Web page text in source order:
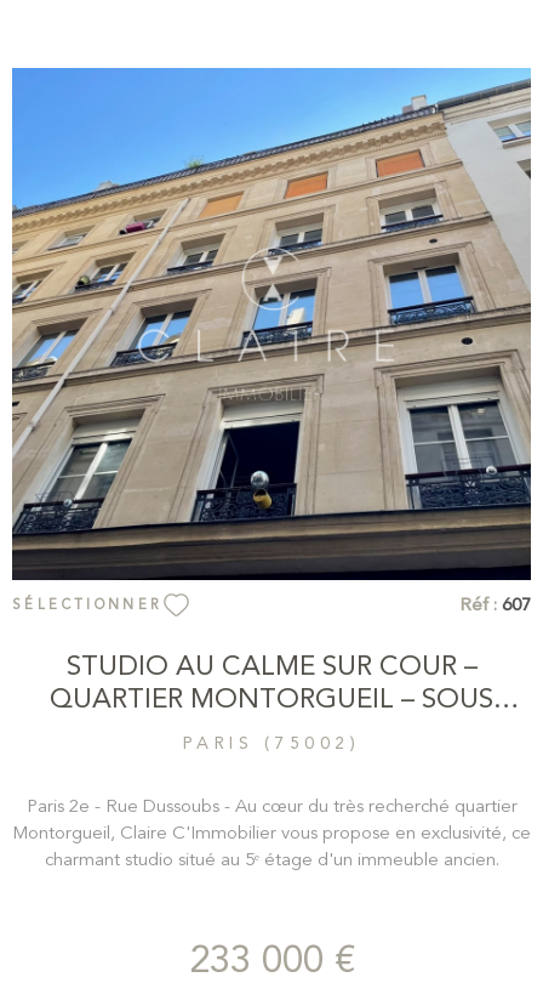
complète l’ensemble. Vendu meublé , ce bien offre un excellent
rendement locatif , avec un loyer potentiel compris entre 1 300
€ et 1 500 €/mois (bail code civil).
VOIR LE BIEN
SÉLECTIONNER Réf : 607
STUDIO AU CALME SUR COUR –
QUARTIER MONTORGUEIL – SOUS
OFFRE
PARIS (75002)
Paris 2e - Rue Dussoubs - Au cœur du très recherché quartier
Montorgueil, Claire C'Immobilier vous propose en exclusivité, ce
charmant studio situé au 5ᵉ étage d'un immeuble ancien.
vie offre un bel espace à aménager selon vos envies. Une
kitchenette ainsi qu'une salle d'eau avec WC et fenêtre sur cour
233 000 €